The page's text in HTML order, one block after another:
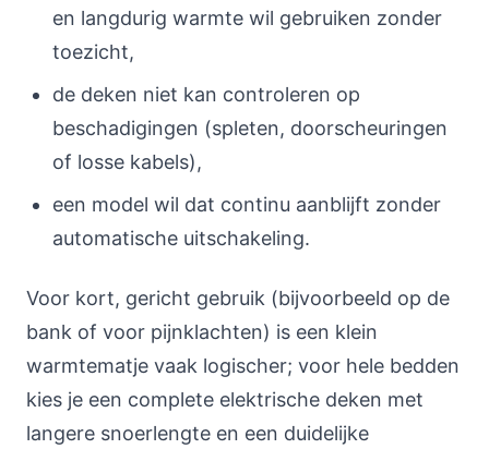
en langdurig warmte wil gebruiken zonder
toezicht,
de deken niet kan controleren op
beschadigingen (spleten, doorscheuringen
of losse kabels),
een model wil dat continu aanblijft zonder
automatische uitschakeling.
Voor kort, gericht gebruik (bijvoorbeeld op de
bank of voor pijnklachten) is een klein
warmtematje vaak logischer; voor hele bedden
kies je een complete elektrische deken met
langere snoerlengte en een duidelijke